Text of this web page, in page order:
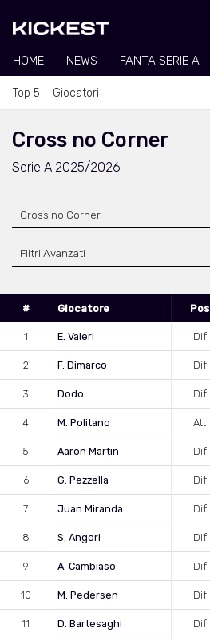
HOME NEWS FANTA SERIE A
Top 5 Giocatori
Cross no Corner
Serie A 2025/2026
Cross no Corner
Filtri Avanzati
# Giocatore Pos
1 E. Valeri Dif
2 F. Dimarco Dif
3 Dodo Dif
4 M. Politano Att
5 Aaron Martin Dif
6 G. Pezzella Dif
7 Juan Miranda Dif
8 S. Angori Dif
9 A. Cambiaso Dif
10 M. Pedersen Dif
11 D. Bartesaghi Dif